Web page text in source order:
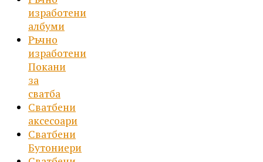
изработени
албуми
Ръчно
изработени
Покани
за
сватба
Сватбени
аксесоари
Сватбени
Бутониери